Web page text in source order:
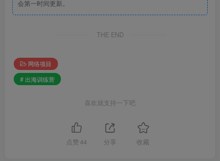
会第一时间更新。
THE END
网络项目
# 出海训练营
喜欢就支持一下吧
点赞 44 分享 收藏